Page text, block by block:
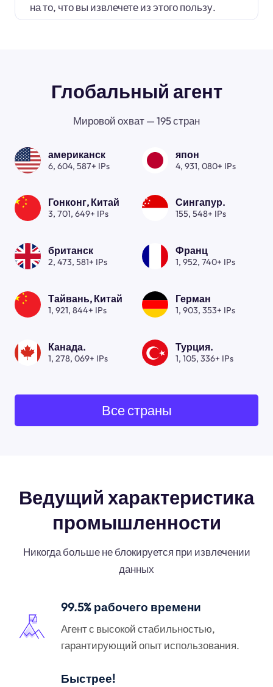
на то, что вы извлечете из этого пользу.
Глобальный агент
Мировой охват — 195 стран
американск
6, 604, 587+ IPs
япон
4, 931, 080+ IPs
Гонконг, Китай
3, 701, 649+ IPs
Сингапур.
155, 548+ IPs
британск
2, 473, 581+ IPs
Франц
1, 952, 740+ IPs
Тайвань, Китай
1, 921, 844+ IPs
Герман
1, 903, 353+ IPs
Канада.
1, 278, 069+ IPs
Турция.
1, 105, 336+ IPs
Все страны
Ведущий характеристика
промышленности
Никогда больше не блокируется при извлечении
данных
99.5% рабочего времени
Агент с высокой стабильностью,
гарантирующий опыт использования.
Быстрее!